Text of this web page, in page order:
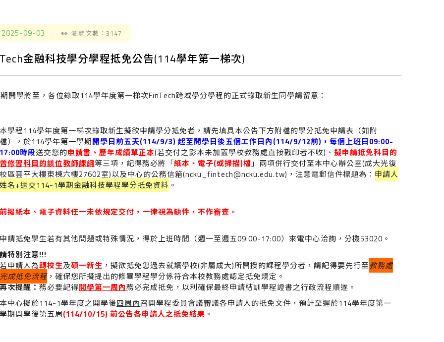
2025-09-03 瀏覽次數：3147
金融科技學分學程抵免公告(114學年第一梯次)
開學將至，各位錄取114學年度第一梯次FinTech跨域學分學程的正式錄取新生同學請留意：
本學程114學年度第一梯次錄取新生擬欲申請學分抵免者，請先填具本公告下方附檔的學分抵免申請表（如附
檔），於114學年第一學期開學日前五天(114/9/3)起至開學日後五個工作日內(114/9/12前) ，每個上班日09:00-
17:00時段送交您的申請書、歷年成績單正本(若交付之影本未加蓋學校教務處直接戳印者不收)、擬申請抵免科目的
曾修習科目的該位教師課綱等三項，記得務必將「紙本、電子(或掃描)檔」兩項併行交付至本中心辦公室(成大光復
校區雲平大樓東棟六樓27602室)以及中心的公務信箱(ncku_fintech@ncku.edu.tw)，注意電郵信件標題為： 申請人
姓名+送交114-1學期金融科技學程學分抵免資料 。
前揭紙本、電子資料任一未依規定交付 ，一律視為缺件 ，不作審查 。
申請抵免學生若有其他問題或特殊情況，得於上班時間（週一至週五09:00-17:00）來電中心洽詢，分機53020。
請特別注意!!!
若申請人為轉校生及碩一新生 ，擬欲抵免您過去就讀學校(非屬成大)所開授的課程學分者，請記得要先行至教務處
完成抵免流程，確保您所擬提出的修畢學程學分係符合本校教務處認定抵免規定。
再次提醒：務必要記得開學第一周內務必完成抵免，以利確保最終申請結訓學程證書之行政流程順遂。
本中心擬於114-1學年度之開學後四周內召開學程委員會議審議各申請人的抵免文件，預計至遲於114學年度第一
學期開學後第五周(114/10/15) 前公告各申請人之抵免結果 。